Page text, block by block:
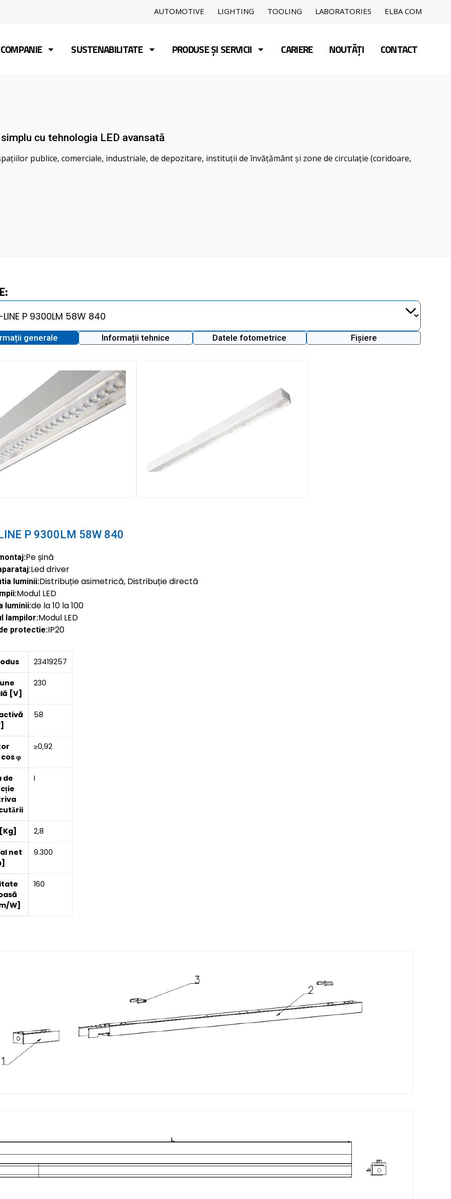
AUTOMOTIVE LIGHTING TOOLING LABORATORIES ELBA COM
COMPANIE SUSTENABILITATE PRODUSE ȘI SERVICII CARIERE NOUTĂȚI CONTACT
cu tehnologia LED avansată
publice, comerciale, industriale, de depozitare, instituții de învățământ și zone de circulație (coridoare,
generale Informații tehnice Datele fotometrice Fișiere
P 9300LM 58W 840
Pe șină
Led driver
luminii:Distribuție asimetrică, Distribuție directă
Modul LED
luminii:de la 10 la 100
lampilor:Modul LED
protectie:IP20
23419257
[V]
230
58
φ
≥0,92
de
I
2,8
net
9.300
W]
160